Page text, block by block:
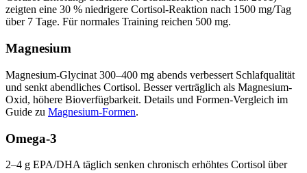
zeigten eine 30 % niedrigere Cortisol-Reaktion nach 1500 mg/Tag
über 7 Tage. Für normales Training reichen 500 mg.
Magnesium
Magnesium-Glycinat 300–400 mg abends verbessert Schlafqualität
und senkt abendliches Cortisol. Besser verträglich als Magnesium-
Oxid, höhere Bioverfügbarkeit. Details und Formen-Vergleich im
Guide zu Magnesium-Formen.
Omega-3
2–4 g EPA/DHA täglich senken chronisch erhöhtes Cortisol über